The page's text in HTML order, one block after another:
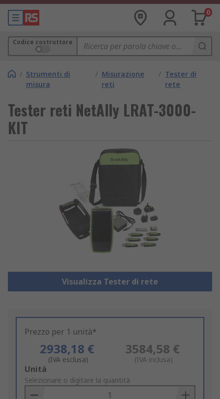
0
Codice costruttore
/ Strumenti di
misura
/ Misurazione
reti
/ Tester di
rete
Tester reti NetAlly LRAT-3000-
KIT
Visualizza Tester di rete
Prezzo per 1 unità*
2938,18 €
(IVA esclusa)
3584,58 €
(IVA inclusa)
Add
to
Basket
Unità
Selezionare o digitare la quantità